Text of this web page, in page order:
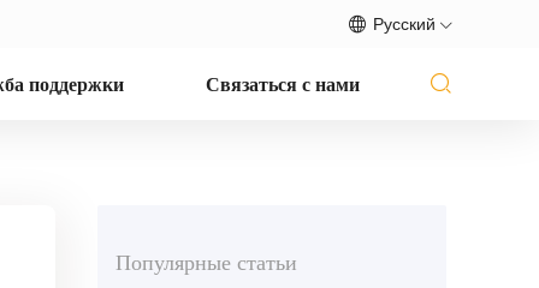
Русский
поддержки Связаться с нами
Популярные статьи